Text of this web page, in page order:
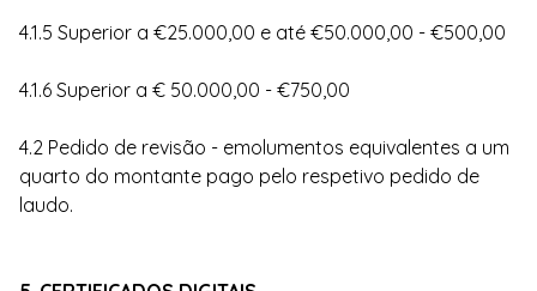
4.1.5 Superior a €25.000,00 e até €50.000,00 - €500,00
4.1.6 Superior a € 50.000,00 - €750,00
4.2 Pedido de revisão - emolumentos equivalentes a um
quarto do montante pago pelo respetivo pedido de
laudo.